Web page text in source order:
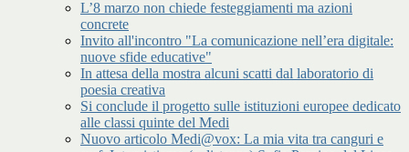
L’8 marzo non chiede festeggiamenti ma azioni
concrete
Invito all'incontro "La comunicazione nell’era digitale:
nuove sfide educative"
In attesa della mostra alcuni scatti dal laboratorio di
poesia creativa
Si conclude il progetto sulle istituzioni europee dedicato
alle classi quinte del Medi
Nuovo articolo Medi@vox: La mia vita tra canguri e